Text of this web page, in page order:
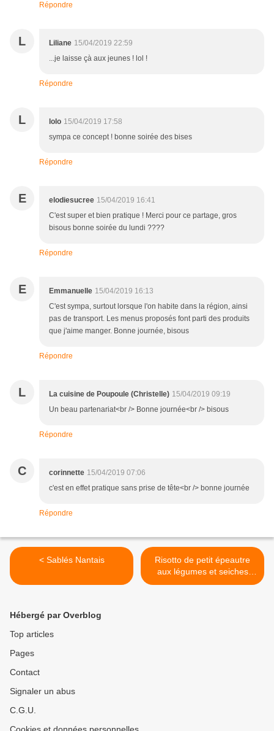
Répondre
L Liliane 15/04/2019 22:59
...je laisse çà aux jeunes ! lol !
Répondre
L lolo 15/04/2019 17:58
sympa ce concept ! bonne soirée des bises
Répondre
E elodiesucree 15/04/2019 16:41
C'est super et bien pratique ! Merci pour ce partage, gros
bisous bonne soirée du lundi ????
Répondre
E Emmanuelle 15/04/2019 16:13
C'est sympa, surtout lorsque l'on habite dans la région, ainsi
pas de transport. Les menus proposés font parti des produits
que j'aime manger. Bonne journée, bisous
Répondre
L La cuisine de Poupoule (Christelle) 15/04/2019 09:19
Un beau partenariat<br /> Bonne journée<br /> bisous
Répondre
C corinnette 15/04/2019 07:06
c'est en effet pratique sans prise de tête<br /> bonne journée
Répondre
< Sablés Nantais
Risotto de petit épeautre
aux légumes et seiches
sautées en persillade >
Hébergé par Overblog
Top articles
Pages
Contact
Signaler un abus
C.G.U.